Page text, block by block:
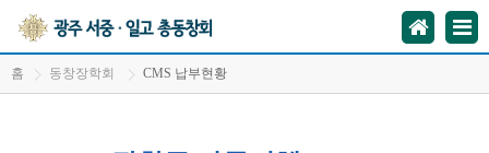
홈 동창장학회 CMS 납부현황